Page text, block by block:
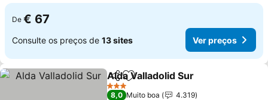
De € 67
Consulte os preços de 13 sites Ver preços
PartilharAdicionar aos favoritos
Alda Valladolid Sur
3 Estrelas
8,0 Muito boa
4.319